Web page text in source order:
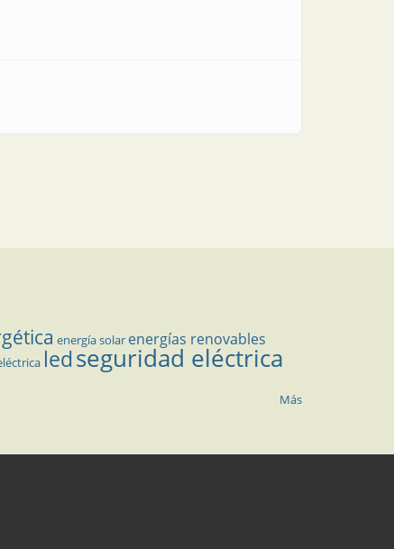
energía solar energías renovables
ledseguridad eléctrica
Más